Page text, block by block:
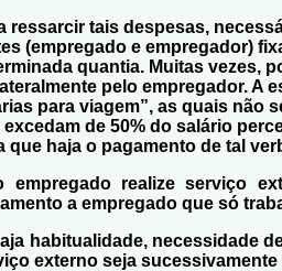
ressarcir tais despesas,
(empregado e empregador)
quantia. Muitas vezes,
pelo empregador. A
para viagem”, as quais não
excedam de 50% do salário
que haja o pagamento de tal
empregado realize serviço
a empregado que só
habitualidade, necessidade
externo seja sucessivamente